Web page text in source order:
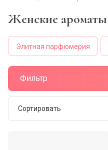
Женские ароматы
Элитная парфюмерия
Фильтр
Сортировать